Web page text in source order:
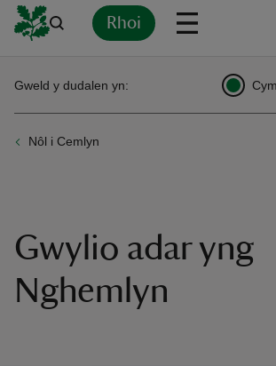
Rhoi
Nôl i Cemlyn
Gweld y dudalen yn:
Gwylio adar yng
Nghemlyn